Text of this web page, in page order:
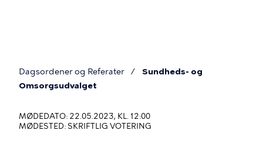
Du
her
Dagsordener og Referater
Sundheds- og
Omsorgsudvalget
MØDEDATO: 22.05.2023, KL. 12:00
MØDESTED: SKRIFTLIG VOTERING